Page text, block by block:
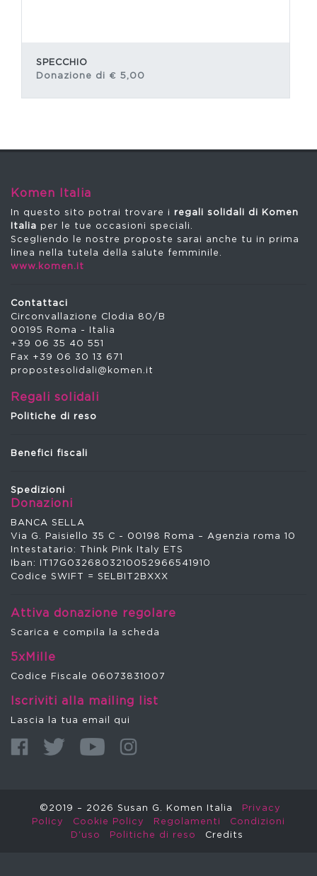
SPECCHIO
Donazione di € 5,00
Komen Italia
In questo sito potrai trovare i regali solidali di Komen
Italia per le tue occasioni speciali.
Scegliendo le nostre proposte sarai anche tu in prima
linea nella tutela della salute femminile.
www.komen.it
Contattaci
Circonvallazione Clodia 80/B
00195 Roma - Italia
+39 06 35 40 551
Fax +39 06 30 13 671
propostesolidali@komen.it
Regali solidali
Politiche di reso
Benefici fiscali
Spedizioni
Donazioni
BANCA SELLA
Via G. Paisiello 35 C - 00198 Roma – Agenzia roma 10
Intestatario: Think Pink Italy ETS
Iban: IT17G0326803210052966541910
Codice SWIFT = SELBIT2BXXX
Attiva donazione regolare
Scarica e compila la scheda
5xMille
Codice Fiscale 06073831007
Iscriviti alla mailing list
Lascia la tua email qui
©2019 – 2026 Susan G. Komen Italia
Privacy
Policy
Cookie Policy Regolamenti
Condizioni
D'uso
Politiche di reso Credits